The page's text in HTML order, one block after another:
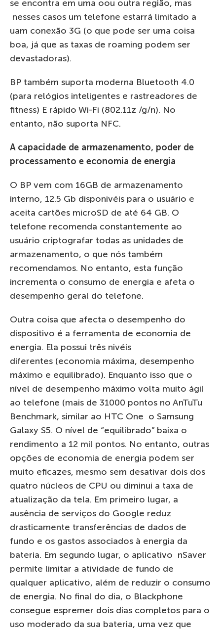
se encontra em uma oou outra região, mas
nesses casos um telefone estarrá limitado a
uam conexão 3G (o que pode ser uma coisa
boa, já que as taxas de roaming podem ser
devastadoras).
BP também suporta moderna Bluetooth 4.0
(para relógios inteligentes e rastreadores de
fitness) E rápido Wi-Fi (802.11z /g/n). No
entanto, não suporta NFC.
A capacidade de armazenamento, poder de
processamento e economia de energia
O BP vem com 16GB de armazenamento
interno, 12.5 Gb disponivéis para o usuário e
aceita cartões microSD de até 64 GB. O
telefone recomenda constantemente ao
usuário criptografar todas as unidades de
armazenamento, o que nós também
recomendamos. No entanto, esta função
incrementa o consumo de energia e afeta o
desempenho geral do telefone.
Outra coisa que afecta o desempenho do
dispositivo é a ferramenta de economia de
energia. Ela possui três nivéis
diferentes (economia máxima, desempenho
máximo e equilibrado). Enquanto isso que o
nível de desempenho máximo volta muito ágil
ao telefone (mais de 31000 pontos no AnTuTu
Benchmark, similar ao HTC One o Samsung
Galaxy S5. O nível de “equilibrado” baixa o
rendimento a 12 mil pontos. No entanto, outras
opções de economia de energia podem ser
muito eficazes, mesmo sem desativar dois dos
quatro núcleos de CPU ou diminui a taxa de
atualização da tela. Em primeiro lugar, a
ausência de serviços do Google reduz
drasticamente transferências de dados de
fundo e os gastos associados à energia da
bateria. Em segundo lugar, o aplicativo nSaver
permite limitar a atividade de fundo de
qualquer aplicativo, além de reduzir o consumo
de energia. No final do dia, o Blackphone
consegue espremer dois dias completos para o
uso moderado da sua bateria, uma vez que